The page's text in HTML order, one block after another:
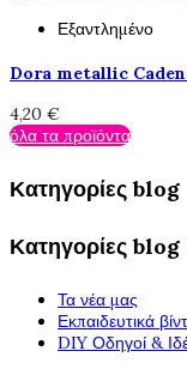
Εξαντλημένο
Dora metallic
4,20 €
όλα τα προϊόντα
Κατηγορίες blog
Κατηγορίες blog
Τα νέα μας
Εκπαιδευτικά
DIY Οδηγοί &